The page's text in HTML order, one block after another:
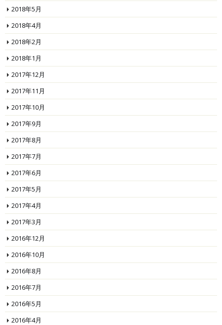
2018年5月
2018年4月
2018年2月
2018年1月
2017年12月
2017年11月
2017年10月
2017年9月
2017年8月
2017年7月
2017年6月
2017年5月
2017年4月
2017年3月
2016年12月
2016年10月
2016年8月
2016年7月
2016年5月
2016年4月